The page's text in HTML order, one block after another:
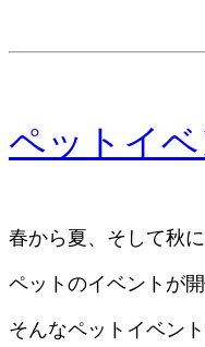
ペットイ
春から夏、そして秋
ペットのイベントが
そんなペットイベン